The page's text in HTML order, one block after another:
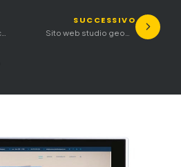
Sito web e-commerce ottica e stilista
SUCCESSIVO
Sito web studio geometra